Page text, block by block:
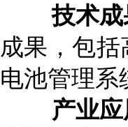
技术成
成果，包
电池管理系
产业应